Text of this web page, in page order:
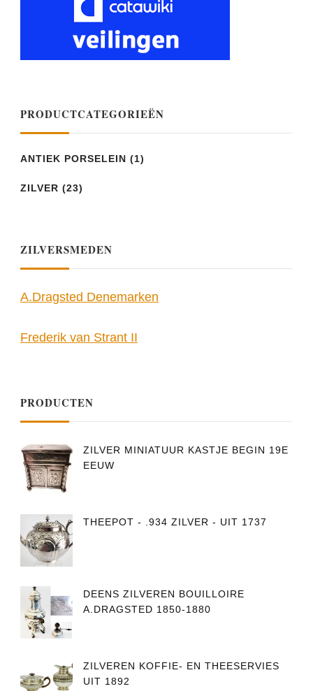
PRODUCTCATEGORIEËN
ANTIEK PORSELEIN (1)
ZILVER (23)
ZILVERSMEDEN
A.Dragsted Denemarken
Frederik van Strant II
PRODUCTEN
ZILVER MINIATUUR KASTJE BEGIN 19E
EEUW
THEEPOT - .934 ZILVER - UIT 1737
DEENS ZILVEREN BOUILLOIRE
A.DRAGSTED 1850-1880
ZILVEREN KOFFIE- EN THEESERVIES
UIT 1892